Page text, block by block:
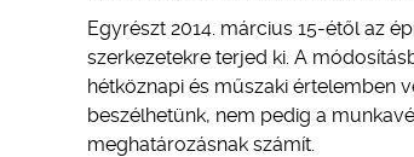
Egyrészt 2014. március 15-étől az
szerkezetekre terjed ki. A
hétköznapi és műszaki értelemben
beszélhetünk, nem pedig a
meghatározásnak számít.